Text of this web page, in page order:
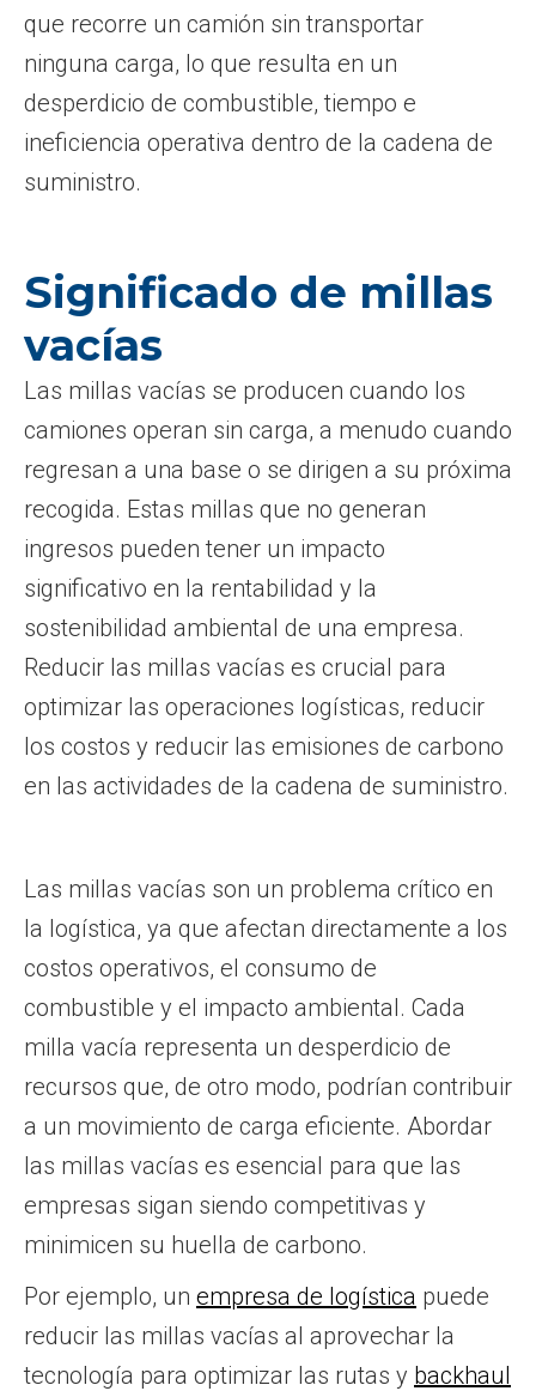
que recorre un camión sin transportar
ninguna carga, lo que resulta en un
desperdicio de combustible, tiempo e
ineficiencia operativa dentro de la cadena de
suministro.
Significado de millas
vacías
Las millas vacías se producen cuando los
camiones operan sin carga, a menudo cuando
regresan a una base o se dirigen a su próxima
recogida. Estas millas que no generan
ingresos pueden tener un impacto
significativo en la rentabilidad y la
sostenibilidad ambiental de una empresa.
Reducir las millas vacías es crucial para
optimizar las operaciones logísticas, reducir
los costos y reducir las emisiones de carbono
en las actividades de la cadena de suministro.
Las millas vacías son un problema crítico en
la logística, ya que afectan directamente a los
costos operativos, el consumo de
combustible y el impacto ambiental. Cada
milla vacía representa un desperdicio de
recursos que, de otro modo, podrían contribuir
a un movimiento de carga eficiente. Abordar
las millas vacías es esencial para que las
empresas sigan siendo competitivas y
minimicen su huella de carbono.
Por ejemplo, un empresa de logística puede
reducir las millas vacías al aprovechar la
tecnología para optimizar las rutas y backhaul